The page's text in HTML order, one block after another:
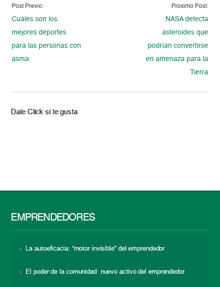
Post Previo:
Cuáles son los
mejores deportes
para las personas con
asma
Proximo Post:
NASA detecta
asteroides que
podrían convertirse
en amenaza para la
Tierra
Dale Click si te gusta
EMPRENDEDORES
La autoeficacia: “motor invisible” del emprendedor
El poder de la comunidad: nuevo activo del emprendedor